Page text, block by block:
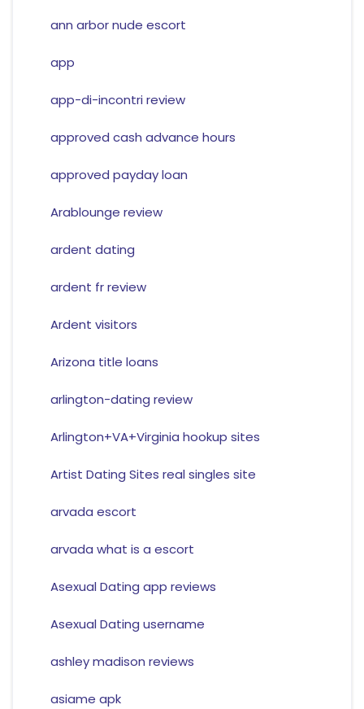
ann arbor nude escort
app
app-di-incontri review
approved cash advance hours
approved payday loan
Arablounge review
ardent dating
ardent fr review
Ardent visitors
Arizona title loans
arlington-dating review
Arlington+VA+Virginia hookup sites
Artist Dating Sites real singles site
arvada escort
arvada what is a escort
Asexual Dating app reviews
Asexual Dating username
ashley madison reviews
asiame apk